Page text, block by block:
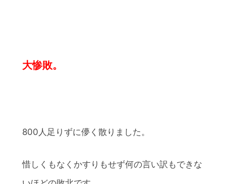
大惨敗。
800人足りずに儚く散りました。
惜しくもなくかすりもせず何の言い訳もできな